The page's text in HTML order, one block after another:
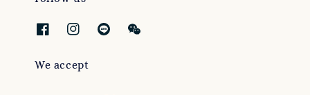
We accept